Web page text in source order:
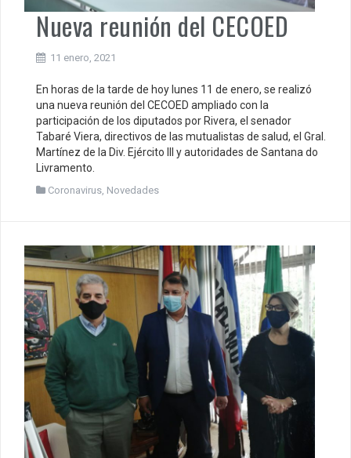
Nueva reunión del CECOED
11 enero, 2021
En horas de la tarde de hoy lunes 11 de enero, se realizó
una nueva reunión del CECOED ampliado con la
participación de los diputados por Rivera, el senador
Tabaré Viera, directivos de las mutualistas de salud, el Gral.
Martínez de la Div. Ejército III y autoridades de Santana do
Livramento.
Coronavirus, Novedades